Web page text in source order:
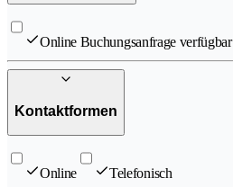
Online Buchungsanfrage verfügbar
Kontaktformen
Online Telefonisch